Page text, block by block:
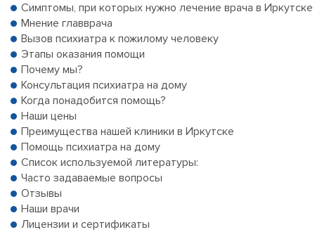
Симптомы, при которых нужно лечение врача в Иркутске
Мнение главврача
Вызов психиатра к пожилому человеку
Этапы оказания помощи
Почему мы?
Консультация психиатра на дому
Когда понадобится помощь?
Наши цены
Преимущества нашей клиники в Иркутске
Помощь психиатра на дому
Список используемой литературы:
Часто задаваемые вопросы
Отзывы
Наши врачи
Лицензии и сертификаты